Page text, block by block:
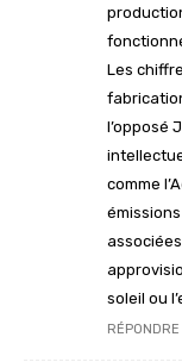
Les
l’opposé
comme
soleil ou
RÉPONDRE